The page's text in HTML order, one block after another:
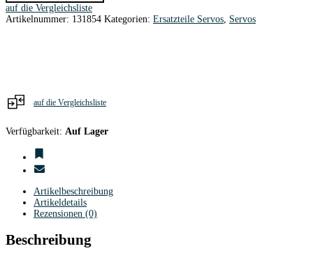
mini
Digital
auf die Vergleichsliste
Artikelnummer: 131854 Kategorien: Ersatzteile Servos Servos
auf die Vergleichsliste
Verfügbarkeit: Auf Lager
Artikelbeschreibung
Artikeldetails
Rezensionen (0)
Beschreibung